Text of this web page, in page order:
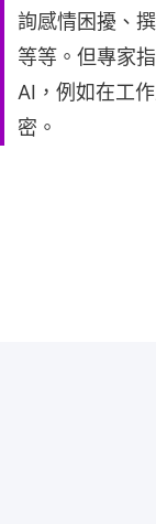
詢感情困擾、
等等。但專家
AI，例如在工
密。